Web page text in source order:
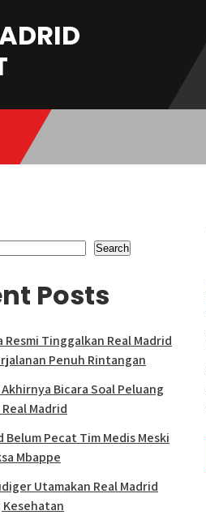
Search
Posts
Resmi Tinggalkan Real Madrid
Penuh Rintangan
Bicara Soal Peluang
Madrid
Belum Pecat Tim Medis Meski
Mbappe
Utamakan Real Madrid